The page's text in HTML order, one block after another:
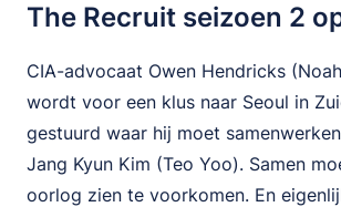
The Recruit seizoen 2
CIA-advocaat Owen Hendricks
wordt voor een klus naar Seoul in
gestuurd waar hij moet
Jang Kyun Kim (Teo Yoo). Samen
oorlog zien te voorkomen. En